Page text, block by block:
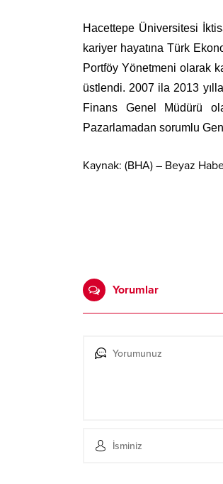
Hacettepe Üniversitesi
kariyer hayatına Türk
Portföy Yönetmeni olarak
üstlendi. 2007 ila 2013
Finans Genel Müdürü
Pazarlamadan sorumlu
Kaynak: (BHA) – Beyaz
Yorumlar